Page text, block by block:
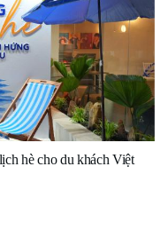
hè cho du khách Việt